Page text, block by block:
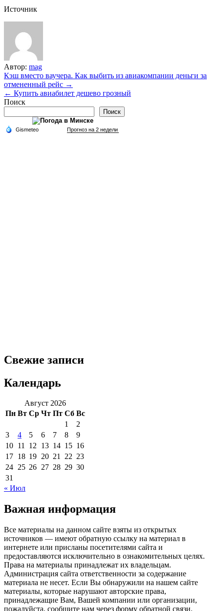
Источник
Автор: mag
Навигация
по
записям
Кэш вместо ваучера. Как выбить из авиакомпании деньги за
отмененный рейс →
← Купить авиабилет дешево грозный
Поиск
Поиск
Свежие записи
Календарь
Август 2026
Пн Вт Ср Чт Пт Сб Вс
1
2
3
4 5 6 7 8
9
10 11 12 13 14 15 16
17 18 19 20 21 22 23
24 25 26 27 28 29 30
31
« Июл
Важная информация
Все материалы на данном сайте взяты из открытых
источников — имеют обратную ссылку на материал в
интернете или присланы посетителями сайта и
предоставляются исключительно в ознакомительных целях.
Права на материалы принадлежат их владельцам.
Администрация сайта ответственности за содержание
материала не несет. Если Вы обнаружили на нашем сайте
материалы, которые нарушают авторские права,
принадлежащие Вам, Вашей компании или организации,
пожалуйста, сообщите нам через форму обратной связи.